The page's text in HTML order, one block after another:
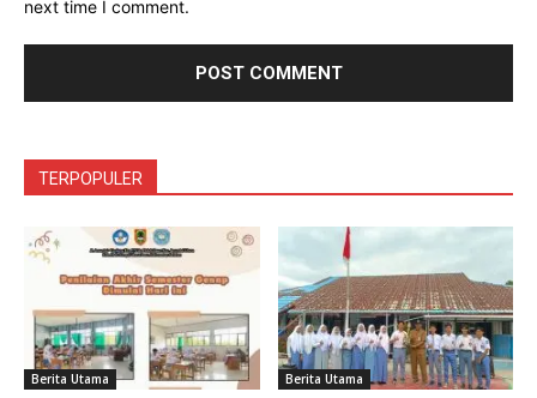
next time I comment.
TERPOPULER
Berita Utama Berita Utama